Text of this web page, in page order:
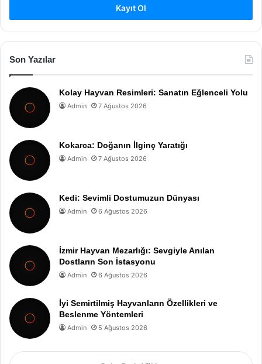
Kayıt Ol
Son Yazılar
Kolay Hayvan Resimleri: Sanatın Eğlenceli Yolu
Admin 7 Ağustos 2026
Kokarca: Doğanın İlginç Yaratığı
Admin 7 Ağustos 2026
Kedi: Sevimli Dostumuzun Dünyası
Admin 6 Ağustos 2026
İzmir Hayvan Mezarlığı: Sevgiyle Anılan
Dostların Son İstasyonu
Admin 6 Ağustos 2026
İyi Semirtilmiş Hayvanların Özellikleri ve
Beslenme Yöntemleri
Admin 5 Ağustos 2026